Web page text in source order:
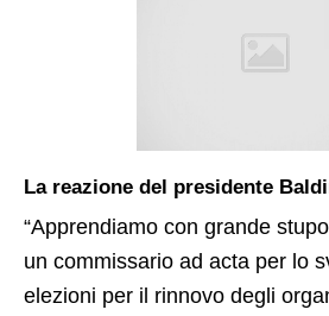
La reazione del presidente
“Apprendiamo con grande
un commissario ad acta per lo
elezioni per il rinnovo degli